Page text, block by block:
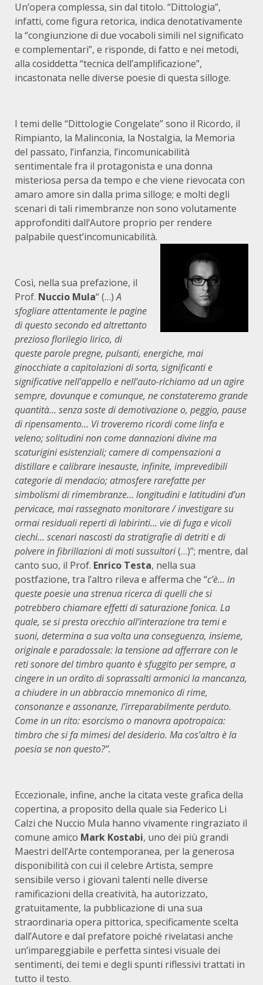
Un’opera complessa, sin dal titolo. “Dittologia”,
infatti, come figura retorica, indica denotativamente
la “congiunzione di due vocaboli simili nel significato
e complementari”, e risponde, di fatto e nei metodi,
alla cosiddetta “tecnica dell’amplificazione”,
incastonata nelle diverse poesie di questa silloge.
I temi delle “Dittologie Congelate” sono il Ricordo, il
Rimpianto, la Malinconia, la Nostalgia, la Memoria
del passato, l’infanzia, l’incomunicabilità
sentimentale fra il protagonista e una donna
misteriosa persa da tempo e che viene rievocata con
amaro amore sin dalla prima silloge; e molti degli
scenari di tali rimembranze non sono volutamente
approfonditi dall’Autore proprio per rendere
palpabile quest’incomunicabilità.
Così, nella sua prefazione, il
Prof. Nuccio Mula“ (…)A
sfogliare attentamente le pagine
di questo secondo ed altrettanto
prezioso florilegio lirico, di
queste parole pregne, pulsanti, energiche, mai
ginocchiate a capitolazioni di sorta, significanti e
significative nell’appello e nell’auto-richiamo ad un agire
sempre, dovunque e comunque, ne constateremo grande
quantità… senza soste di demotivazione o, peggio, pause
di ripensamento… Vi troveremo ricordi come linfa e
veleno; solitudini non come dannazioni divine ma
scaturigini esistenziali; camere di compensazioni a
distillare e calibrare inesauste, infinite, imprevedibili
categorie di mendacio; atmosfere rarefatte per
simbolismi di rimembranze… longitudini e latitudini d’un
pervicace, mai rassegnato monitorare / investigare su
ormai residuali reperti di labirinti… vie di fuga e vicoli
ciechi… scenari nascosti da stratigrafie di detriti e di
polvere in fibrillazioni di moti sussultori(…)”; mentre, dal
canto suo, il Prof. Enrico Testa, nella sua
postfazione, tra l’altro rileva e afferma che “c’è… in
queste poesie una strenua ricerca di quelli che si
potrebbero chiamare effetti di saturazione fonica. La
quale, se si presta orecchio all’interazione tra temi e
suoni, determina a sua volta una conseguenza, insieme,
originale e paradossale: la tensione ad afferrare con le
reti sonore del timbro quanto è sfuggito per sempre, a
cingere in un ordito di soprassalti armonici la mancanza,
a chiudere in un abbraccio mnemonico di rime,
consonanze e assonanze, l’irreparabilmente perduto.
Come in un rito: esorcismo o manovra apotropaica:
timbro che si fa mimesi del desiderio. Ma cos’altro è la
poesia se non questo?”.
Eccezionale, infine, anche la citata veste grafica della
copertina, a proposito della quale sia Federico Li
Calzi che Nuccio Mula hanno vivamente ringraziato il
comune amico Mark Kostabi, uno dei più grandi
Maestri dell’Arte contemporanea, per la generosa
disponibilità con cui il celebre Artista, sempre
sensibile verso i giovani talenti nelle diverse
ramificazioni della creatività, ha autorizzato,
gratuitamente, la pubblicazione di una sua
straordinaria opera pittorica, specificamente scelta
dall’Autore e dal prefatore poiché rivelatasi anche
un’impareggiabile e perfetta sintesi visuale dei
sentimenti, dei temi e degli spunti riflessivi trattati in
tutto il testo.